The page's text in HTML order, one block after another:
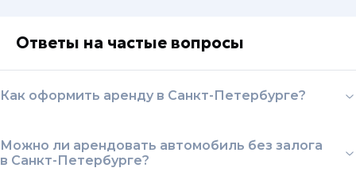
Ответы на частые вопросы
Как оформить аренду в Санкт-Петербурге?
Можно ли арендовать автомобиль без залога
в Санкт-Петербурге?